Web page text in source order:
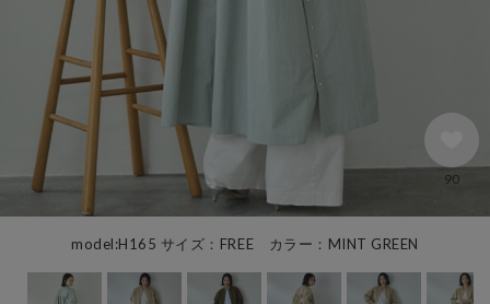
model:H165 サイズ：FREE カラー：MINT GREEN
90